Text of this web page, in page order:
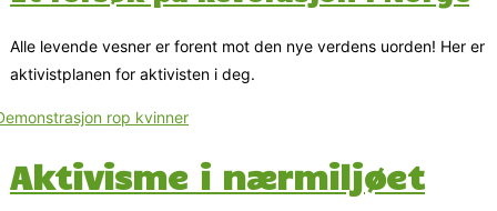
Alle levende vesner er forent mot den nye verdens uorden! Her er
aktivistplanen for aktivisten i deg.
Aktivisme i nærmiljøet